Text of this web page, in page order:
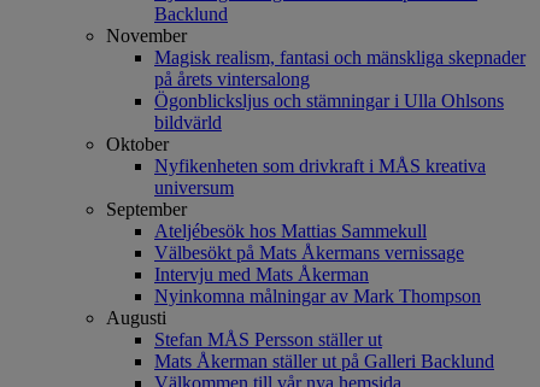
Backlund
November
Magisk realism, fantasi och mänskliga skepnader
på årets vintersalong
Ögonblicksljus och stämningar i Ulla Ohlsons
bildvärld
Oktober
Nyfikenheten som drivkraft i MÅS kreativa
universum
September
Ateljébesök hos Mattias Sammekull
Välbesökt på Mats Åkermans vernissage
Intervju med Mats Åkerman
Nyinkomna målningar av Mark Thompson
Augusti
Stefan MÅS Persson ställer ut
Mats Åkerman ställer ut på Galleri Backlund
Välkommen till vår nya hemsida